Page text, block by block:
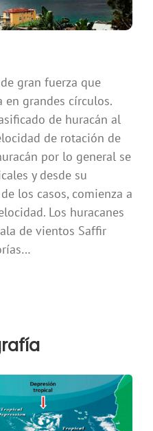
gran fuerza que
grandes círculos.
de huracán al
de rotación de
por lo general se
y desde su
los casos, comienza a
Los huracanes
de vientos Saffir